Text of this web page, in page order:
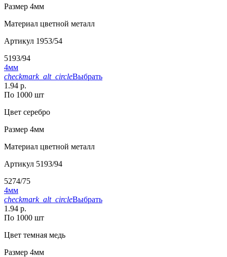
Размер 4мм
Материал цветной металл
Артикул 1953/54
5193/94
4мм
checkmark_alt_circleВыбрать
1.94 р.
По 1000 шт
Цвет серебро
Размер 4мм
Материал цветной металл
Артикул 5193/94
5274/75
4мм
checkmark_alt_circleВыбрать
1.94 р.
По 1000 шт
Цвет темная медь
Размер 4мм